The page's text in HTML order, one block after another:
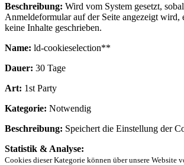
Beschreibung: Wird vom System gesetzt,
Anmeldeformular auf der Seite angezeigt wird,
keine Inhalte geschrieben.
Name: ld-cookieselection**
Dauer: 30 Tage
Art: 1st Party
Kategorie: Notwendig
Beschreibung: Speichert die Einstellung der
Statistik & Analyse:
Cookies dieser Kategorie können über unsere Website